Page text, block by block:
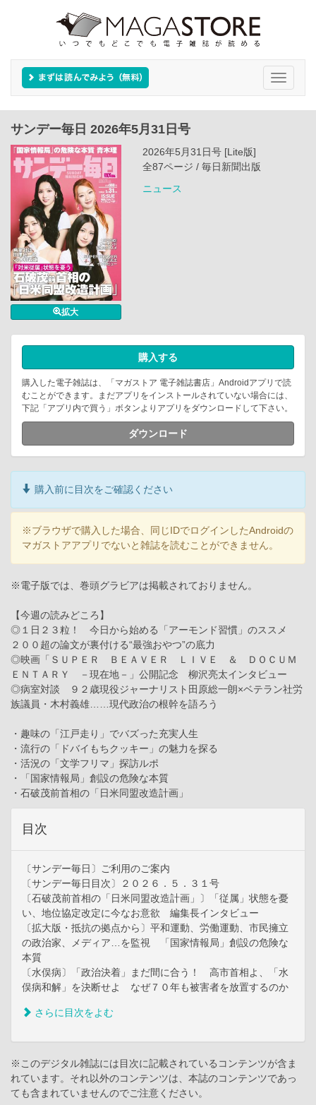
Toggle
サンデー毎日 2026年5月31日号
拡大
2026年5月31日号 [Lite版]
全87ページ / 毎日新聞出版
ニュース
購入する
購入した電子雑誌は、「マガストア 電子雑誌書店」Androidアプリで読
むことができます。まだアプリをインストールされていない場合には、
下記「アプリ内で買う」ボタンよりアプリをダウンロードして下さい。
ダウンロード
購入前に目次をご確認ください
※ブラウザで購入した場合、同じIDでログインしたAndroidの
マガストアアプリでないと雑誌を読むことができません。
※電子版では、巻頭グラビアは掲載されておりません。
【今週の読みどころ】
◎１日２３粒！ 今日から始める「アーモンド習慣」のススメ
２００超の論文が裏付ける“最強おやつ”の底力
◎映画「ＳＵＰＥＲ ＢＥＡＶＥＲ ＬＩＶＥ ＆ ＤＯＣＵＭ
ＥＮＴＡＲＹ －現在地－」公開記念 柳沢亮太インタビュー
◎病室対談 ９２歳現役ジャーナリスト田原総一朗×ベテラン社労
族議員・木村義雄……現代政治の根幹を語ろう
・趣味の「江戸走り」でバズった充実人生
・流行の「ドバイもちクッキー」の魅力を探る
・活況の「文学フリマ」探訪ルポ
・「国家情報局」創設の危険な本質
・石破茂前首相の「日米同盟改造計画」
目次
〔サンデー毎日〕ご利用のご案内
〔サンデー毎日目次〕２０２６．５．３１号
〔石破茂前首相の「日米同盟改造計画」〕「従属」状態を憂
い、地位協定改定に今なお意欲 編集長インタビュー
〔拡大版・抵抗の拠点から〕平和運動、労働運動、市民擁立
の政治家、メディア…を監視 「国家情報局」創設の危険な
本質
〔水俣病〕「政治決着」まだ間に合う！ 高市首相よ、「水
俣病和解」を決断せよ なぜ７０年も被害者を放置するのか
さらに目次をよむ
※このデジタル雑誌には目次に記載されているコンテンツが含ま
れています。それ以外のコンテンツは、本誌のコンテンツであっ
ても含まれていませんのでご注意ください。